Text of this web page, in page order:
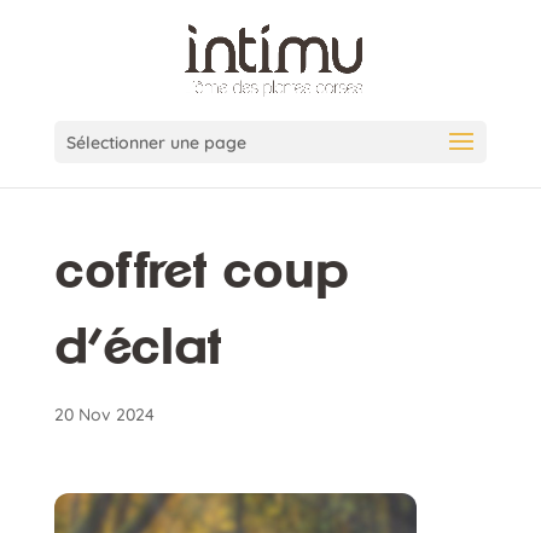
Sélectionner une page
coffret coup
d’éclat
20 Nov 2024